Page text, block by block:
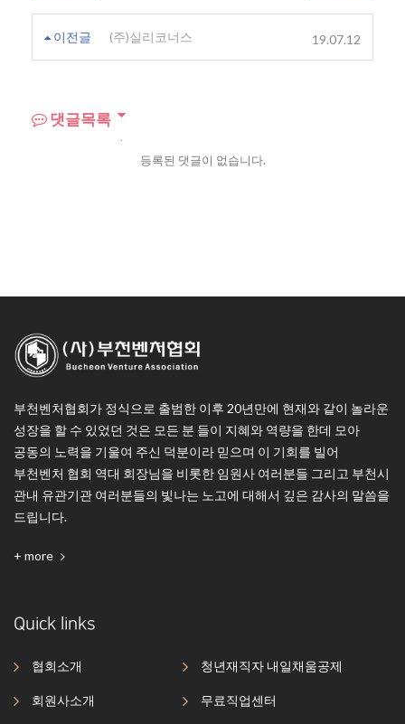
이전글 (주)실리코너스 19.07.12
댓글목록
등록된 댓글이 없습니다.
부천벤처협회가 정식으로 출범한 이후 20년만에 현재와 같이 놀라운
성장을 할 수 있었던 것은 모든 분 들이 지혜와 역량을 한데 모아
공동의 노력을 기울여 주신 덕분이라 믿으며 이 기회를 빌어
부천벤처 협회 역대 회장님을 비롯한 임원사 여러분들 그리고 부천시
관내 유관기관 여러분들의 빛나는 노고에 대해서 깊은 감사의 말씀을
드립니다.
+ more
Quick links
협회소개
회원사소개
청년재직자 내일채움공제
무료직업센터